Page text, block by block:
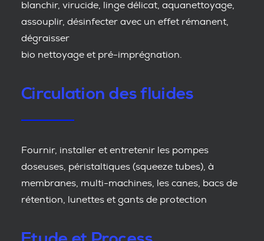
blanchir, virucide, linge délicat, aquanettoyage,
assouplir, désinfecter avec un effet rémanent,
dégraisser
bio nettoyage et pré-imprégnation.
Circulation des fluides
Fournir, installer et entretenir les pompes
doseuses, péristaltiques (squeeze tubes), à
membranes, multi-machines, les canes, bacs de
rétention, lunettes et gants de protection